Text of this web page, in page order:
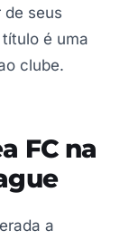
de seus
é uma
clube.
FC na
a